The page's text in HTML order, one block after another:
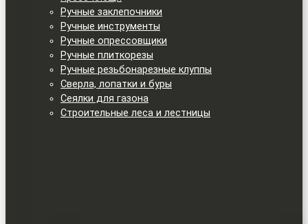
Ручные заклепочники
Ручные инструменты
Ручные опрессовщики
Ручные плиткорезы
Ручные резьбонарезные клуппы
Сверла, лопатки и буры
Сеялки для газона
Строительные леса и лестницы